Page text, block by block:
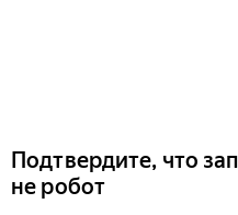
Подтвердите, что
не робот